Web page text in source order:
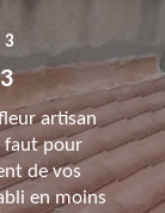
artisan
faut pour
de vos
en moins